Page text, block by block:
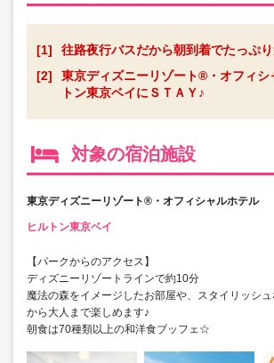
[1]
往路夜行バスだから朝到着でたっぷり
[2]
東京ディズニーリゾート®・オフィシ
トン東京ベイにＳＴＡＹ♪
対象の宿泊施設
東京ディズニーリゾート®・オフィシャルホテル
ヒルトン東京ベイ
【パークからのアクセス】
ディズニーリゾートラインで約10分
魔法の森をイメージしたお部屋や、スタイリッシ
から大人まで楽しめます♪
朝食は70種類以上の和洋食ブッフェ☆